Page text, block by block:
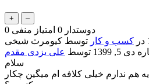
0 دوستدار 0 امتیاز منفی
در کسب و کار توسط کیومرث شیخی
دی 5, 1399 توسط علی یزدی مقدم
سلام
هم ندارم خیلی کلافه ام میگین چکار